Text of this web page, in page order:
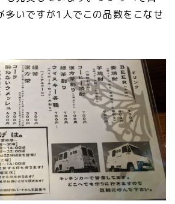
多いですが1人でこの品数をこなせ